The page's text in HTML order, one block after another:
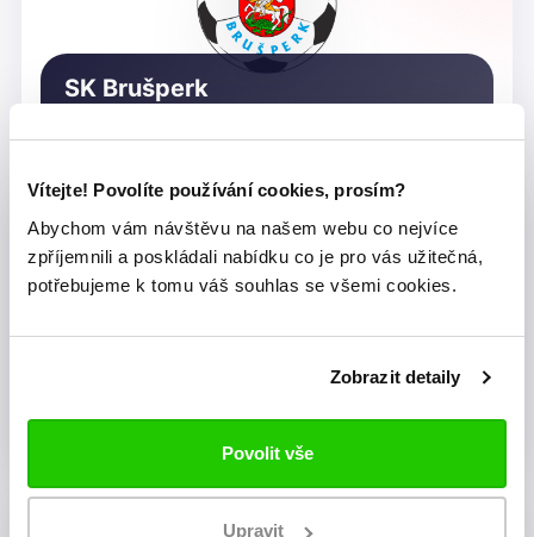
Vítejte! Povolíte používání cookies, prosím?
Abychom vám návštěvu na našem webu co nejvíce
zpříjemnili a poskládali nabídku co je pro vás užitečná,
potřebujeme k tomu váš souhlas se všemi cookies.
Zobrazit detaily
Povolit vše
Upravit
SK Brušperk